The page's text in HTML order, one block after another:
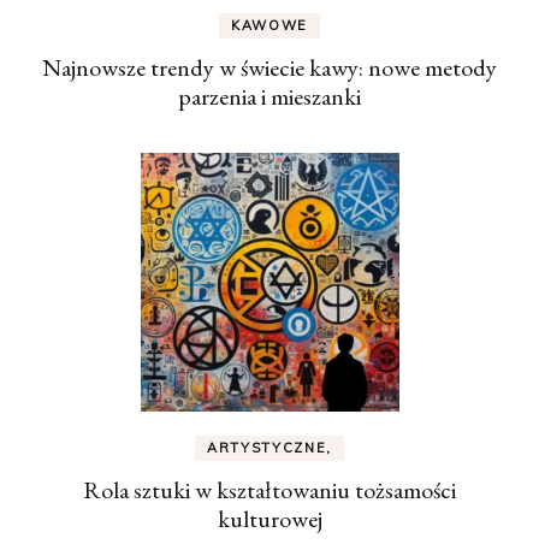
KAWOWE
Najnowsze trendy w świecie kawy: nowe metody
parzenia i mieszanki
ARTYSTYCZNE,
Rola sztuki w kształtowaniu tożsamości
kulturowej